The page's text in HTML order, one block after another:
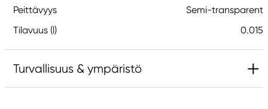
Peittävyys
Semi-transparent
Tilavuus (l)
0.015
Turvallisuus & ympäristö